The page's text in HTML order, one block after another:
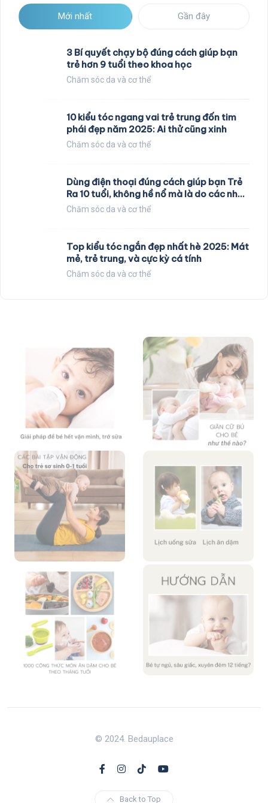
Mới nhất Gần đây
3 Bí quyết chạy bộ đúng cách giúp bạn
trẻ hơn 9 tuổi theo khoa học
Chăm sóc da và cơ thể
10 kiểu tóc ngang vai trẻ trung đốn tim
phái đẹp năm 2025: Ai thử cũng xinh
Chăm sóc da và cơ thể
Dùng điện thoại đúng cách giúp bạn Trẻ
Ra 10 tuổi, không hề nổ mà là do các nhà
khoa học nghiên cứu
Chăm sóc da và cơ thể
Top kiểu tóc ngắn đẹp nhất hè 2025: Mát
mẻ, trẻ trung, và cực kỳ cá tính
Chăm sóc da và cơ thể
© 2024. Bedauplace
Back to Top